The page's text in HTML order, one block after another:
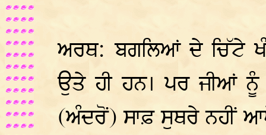
ਅਰਥ: ਬਗਲਿਆਂ ਦੇ ਚਿੱਟੇ
ਉਤੇ ਹੀ ਹਨ। ਪਰ ਜੀਆਂ
(ਅੰਦਰੋਂ) ਸਾਫ਼ ਸੁਥਰੇ ਨਹੀਂ